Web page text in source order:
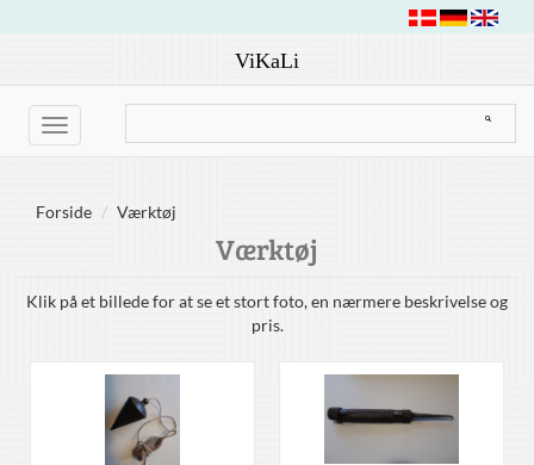
ViKaLi
Toggle
navigation
Forside Værktøj
Værktøj
Klik på et billede for at se et stort foto, en nærmere beskrivelse og
pris.